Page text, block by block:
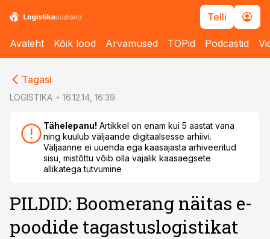
Telli
Avaleht Kõik lood Arvamused TOPid Podcastid
Tagasi
LOGISTIKA 16.12.14, 16:39
Tähelepanu! Artikkel on enam kui 5 aastat vana
ning kuulub väljaande digitaalsesse arhiivi.
Väljaanne ei uuenda ega kaasajasta arhiveeritud
sisu, mistõttu võib olla vajalik kaasaegsete
allikatega tutvumine
PILDID: Boomerang näitas e-
poodide tagastuslogistikat